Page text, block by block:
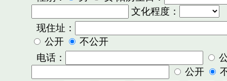
文化程度：
现住址：
公开
不公开
电话：
公开